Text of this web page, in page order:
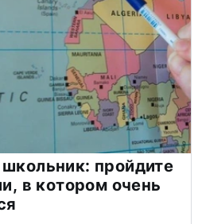
пройдите
в котором очень